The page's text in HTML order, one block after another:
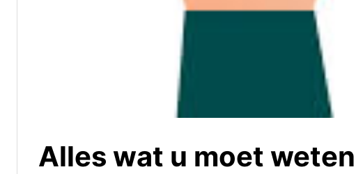
Alles wat u moet